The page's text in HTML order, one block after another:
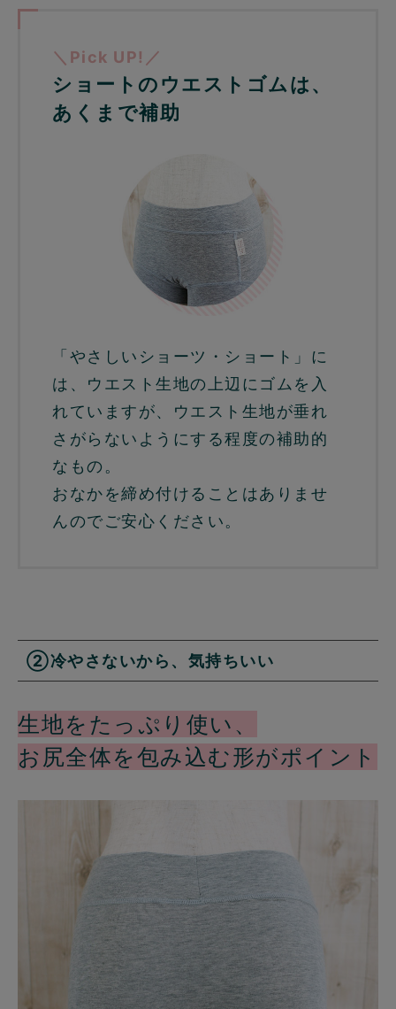
＼Pick UP!／
ショートのウエストゴムは、
あくまで補助
「やさしいショーツ・ショート」に
は、ウエスト生地の上辺にゴムを入
れていますが、ウエスト生地が垂れ
さがらないようにする程度の補助的
なもの。
おなかを締め付けることはありませ
んのでご安心ください。
②冷やさないから、気持ちいい
生地をたっぷり使い、
お尻全体を包み込む形がポイント